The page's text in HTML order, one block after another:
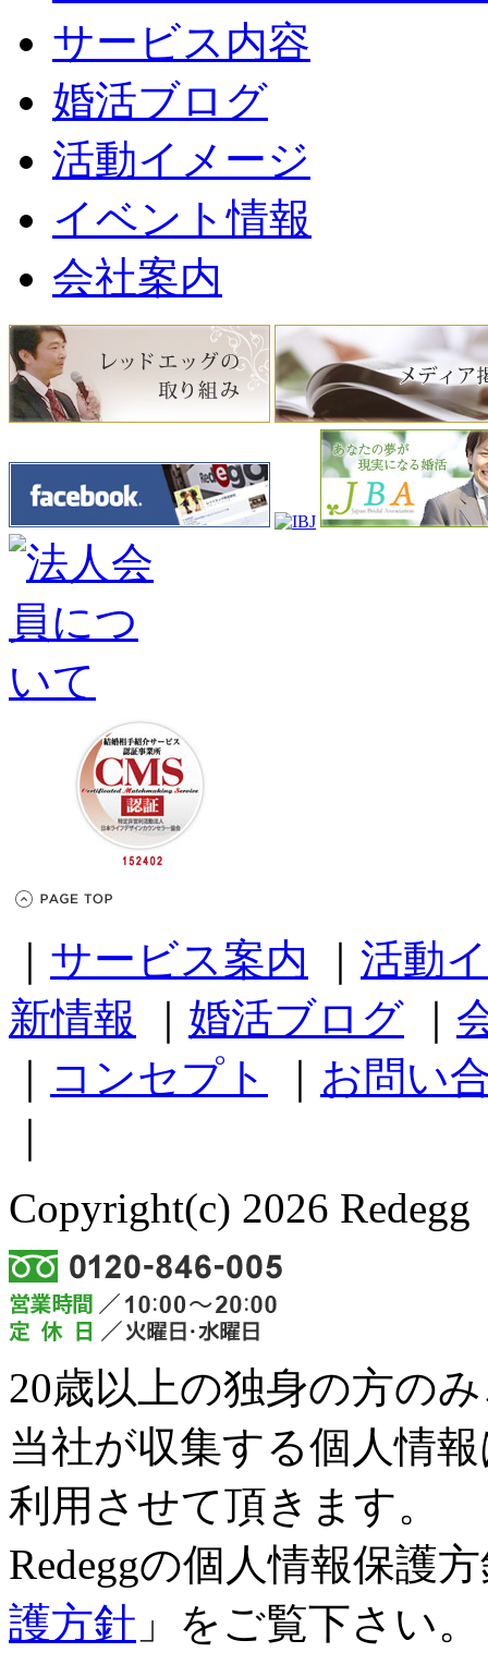
サービス内容
婚活ブログ
活動イメージ
イベント情報
会社案内
サービス案内
活動
新情報
婚活ブログ
コンセプト
お問い
Copyright(c) 2026
20歳以上の独身の方の
当社が収集する個人情
利用させて頂きます。
Redeggの個人情報保護
護方針 」をご覧下さい。